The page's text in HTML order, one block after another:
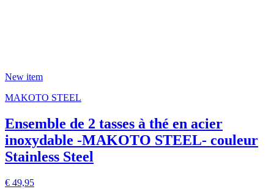
New item
MAKOTO STEEL
Ensemble de 2 tasses à thé en acier
inoxydable -MAKOTO STEEL- couleur
Stainless Steel
€ 49,95